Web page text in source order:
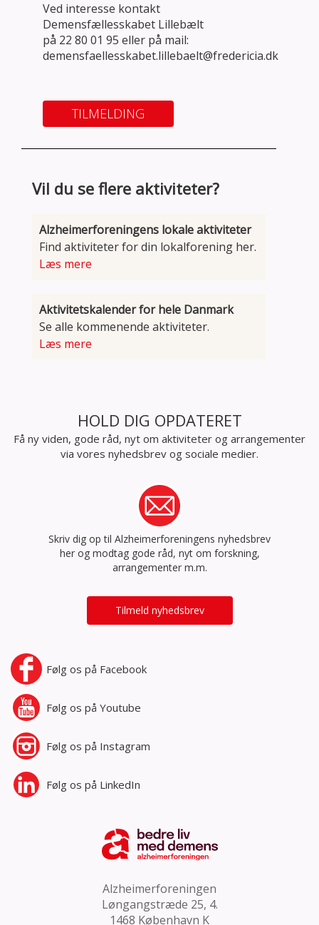
Ved interesse kontakt
Demensfællesskabet Lillebælt
på 22 80 01 95 eller på mail:
demensfaellesskabet.lillebaelt@fredericia.dk
TILMELDING
Vil du se flere aktiviteter?
Alzheimerforeningens lokale aktiviteter
Find aktiviteter for din lokalforening her.
Læs mere
Aktivitetskalender for hele Danmark
Se alle kommenende aktiviteter.
Læs mere
HOLD DIG OPDATERET
Få ny viden, gode råd, nyt om aktiviteter og arrangementer
via vores nyhedsbrev og sociale medier.
Skriv dig op til Alzheimerforeningens nyhedsbrev
her og modtag gode råd, nyt om forskning,
arrangementer m.m.
Tilmeld nyhedsbrev
Følg os på Facebook
Følg os på Youtube
Følg os på Instagram
Følg os på LinkedIn
Alzheimerforeningen
Løngangstræde 25, 4.
1468 København K